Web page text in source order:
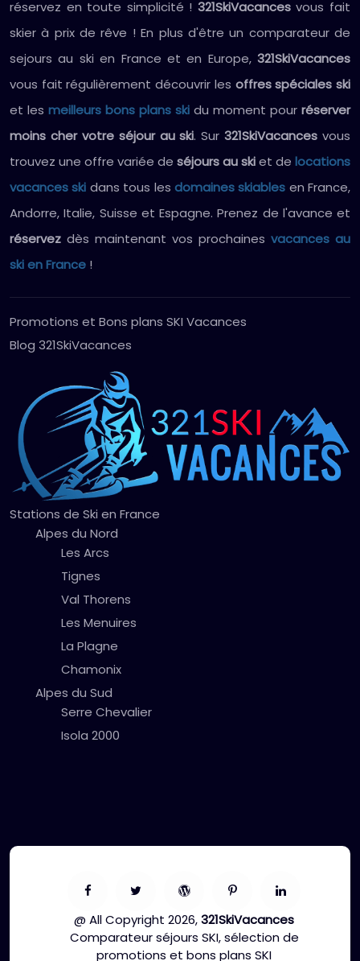
réservez en toute simplicité ! 321SkiVacancesvous fait
skier à prix de rêve ! En plus d'être un comparateur de
sejours au ski en France et en Europe, 321SkiVacances
vous fait régulièrement découvrir les offres spéciales ski
et les meilleurs bons plans ski du moment pour réserver
moins cher votre séjour au ski. Sur321SkiVacances vous
trouvez une offre variée de séjours au skiet de locations
vacances ski dans tous les domaines skiables en France,
Andorre, Italie, Suisse et Espagne. Prenez de l'avance et
réservez dès maintenant vos prochaines vacances au
ski en France !
Promotions et Bons plans SKI Vacances
Blog 321SkiVacances
Stations de Ski en France
Alpes du Nord
Les Arcs
Tignes
Val Thorens
Les Menuires
La Plagne
Chamonix
Alpes du Sud
Serre Chevalier
Isola 2000
@ All Copyright 2026,321SkiVacances
Comparateur séjours SKI, sélection de
promotions et bons plans SKI